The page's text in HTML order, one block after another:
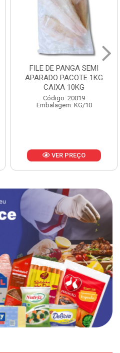
POLACA DESFIADA
PESCAMARES PCT5KG
CX10KG
Código: 20161
Embalagem: KG/10
VER PREÇO